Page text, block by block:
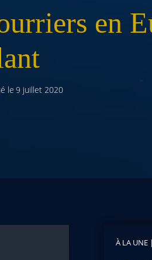
Afrique australe Asie
en
le 9 juillet 2020
À LA UNE|